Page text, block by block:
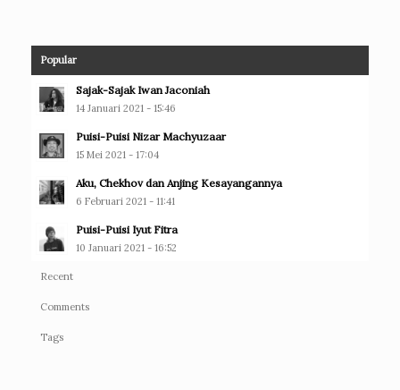
Popular
Sajak-Sajak Iwan Jaconiah
14 Januari 2021 - 15:46
Puisi-Puisi Nizar Machyuzaar
15 Mei 2021 - 17:04
Aku, Chekhov dan Anjing Kesayangannya
6 Februari 2021 - 11:41
Puisi-Puisi Iyut Fitra
10 Januari 2021 - 16:52
Recent
Comments
Tags